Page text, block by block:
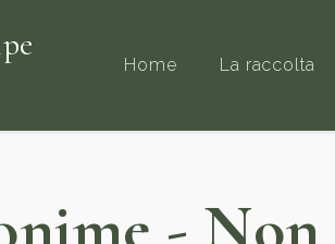
Home La raccolta